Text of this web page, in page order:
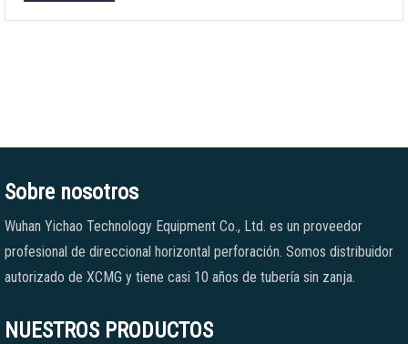
Sobre nosotros
Wuhan Yichao Technology Equipment Co., Ltd. es un proveedor
profesional de direccional horizontal perforación. Somos distribuidor
autorizado de XCMG y tiene casi 10 años de tubería sin zanja.
NUESTROS PRODUCTOS